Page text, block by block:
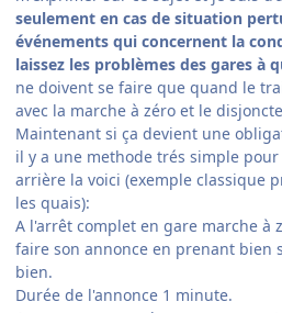
seulement en cas de situation
événements qui concernent la
laissez les problèmes des gares à
ne doivent se faire que quand le
avec la marche à zéro et le
Maintenant si ça devient une
il y a une methode trés simple
arrière la voici (exemple classique
les quais):
A l'arrêt complet en gare marche à
faire son annonce en prenant bien
bien.
Durée de l'annonce 1 minute.